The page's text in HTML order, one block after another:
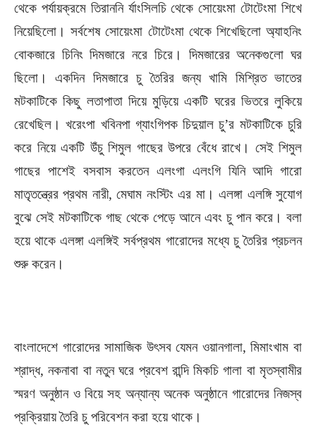
থেকে পর্যায়ক্রমে তিরাননি র্যাংসিলচি থেকে সোয়েংমা টোটেংমা শিখে
নিয়েছিলো। সর্বশেষ সোয়েংমা টোটেংমা থেকে শিখেছিলো অ্যাহনিং
বোকজারে চিনিং দিমজারে নরে চিরে। দিমজারের অনেকগুলো ঘর
ছিলো। একদিন দিমজারে চু তৈরির জন্য খামি মিশ্রিত ভাতের
মটকাটিকে কিছু লতাপাতা দিয়ে মুড়িয়ে একটি ঘরের ভিতরে লুকিয়ে
রেখেছিল। খরেংপা খবিনপা গ্যাংগিপক চিদুয়াল চু’র মটকাটিকে চুরি
করে নিয়ে একটি উঁচু শিমুল গাছের উপরে বেঁধে রাখে। সেই শিমুল
গাছের পাশেই বসবাস করতেন এলংগা এলংগি যিনি আদি গারো
মাতৃতন্ত্রের প্রথম নারী, মেঘাম নংস্টিং এর মা। এলঙ্গা এলঙ্গি সুযোগ
বুঝে সেই মটকাটিকে গাছ থেকে পেড়ে আনে এবং চু পান করে। বলা
হয়ে থাকে এলঙ্গা এলঙ্গিই সর্বপ্রথম গারোদের মধ্যে চু তৈরির প্রচলন
শুরু করেন।
বাংলাদেশে গারোদের সামাজিক উৎসব যেমন ওয়ানগালা, মিমাংখাম বা
শ্রাদ্ধ, নকনাবা বা নতুন ঘরে প্রবেশ রান্দি মিকচি গালা বা মৃতস্বামীর
স্মরণ অনুষ্ঠান ও বিয়ে সহ অন্যান্য অনেক অনুষ্ঠানে গারোদের নিজস্ব
প্রক্রিয়ায় তৈরি চু পরিবেশন করা হয়ে থাকে।